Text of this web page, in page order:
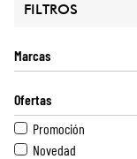
Luces
Violines
HiFi
FILTROS
Marcas
D'ANGELICO
DUESENBERG
EASTMAN
Ofertas
Promoción
Novedad